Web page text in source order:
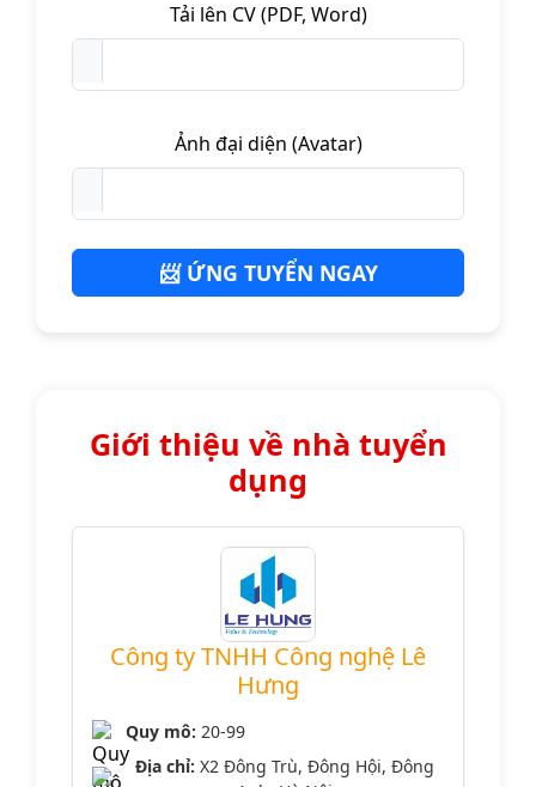
Tải lên CV (PDF, Word)
Ảnh đại diện (Avatar)
📨 ỨNG TUYỂN NGAY
Giới thiệu về nhà tuyển
dụng
Công ty TNHH Công nghệ Lê
Hưng
Quy mô: 20-99
Địa chỉ: X2 Đông Trù, Đông Hội, Đông